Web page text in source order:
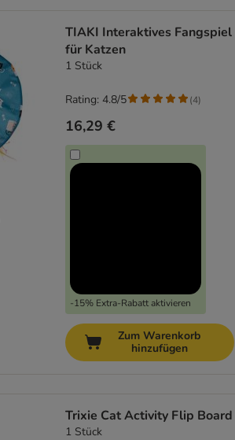
TIAKI Interaktives Fangspiel
für Katzen
1 Stück
16,29 €
-15% Extra-Rabatt aktivieren
Rating: 4.8/5 (4)
Zum Warenkorb
hinzufügen
Trixie Cat Activity Flip Board
1 Stück